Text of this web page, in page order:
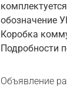
обозначение
Коробка
Подробности
Объявление